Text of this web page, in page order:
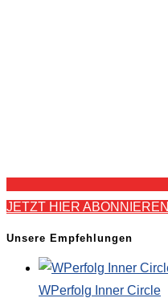
JETZT HIER ABONNIEREN
Unsere Empfehlungen
WPerfolg Inner Circle